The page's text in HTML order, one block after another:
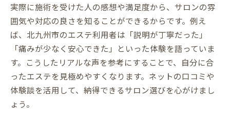
実際に施術を受けた人の感想や満足度から、サロンの雰
囲気や対応の良さを知ることができるからです。例え
ば、北九州市のエステ利用者は「説明が丁寧だった」
「痛みが少なく安心できた」といった体験を語っていま
す。こうしたリアルな声を参考にすることで、自分に合
ったエステを見極めやすくなります。ネットの口コミや
体験談を活用して、納得できるサロン選びを心がけまし
ょう。